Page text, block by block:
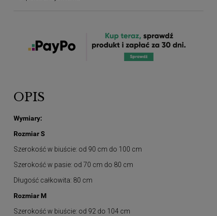
OPIS
Wymiary:
Rozmiar S
Szerokość w biuście: od 90 cm do 100 cm
Szerokość w pasie: od 70 cm do 80 cm
Długość całkowita: 80 cm
Rozmiar M
Szerokość w biuście: od 92 do 104 cm